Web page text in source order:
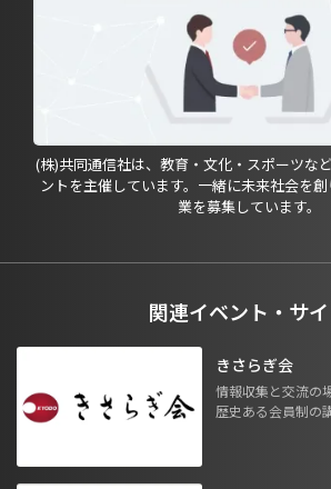
(株)共同通信社は、教育・文化・スポーツな
ントを主催しています。一緒に未来社会を
業を募集しています。
関連イベント・サ
きさらぎ会
情報収集と交流の
歴史ある会員制の